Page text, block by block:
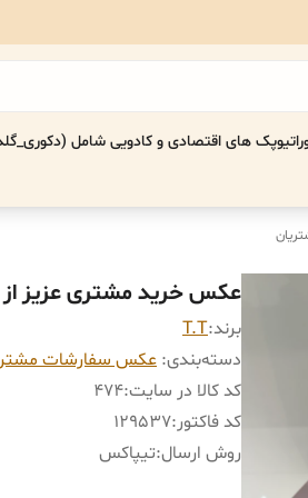
پک های اقتصادی‌ و کادویی شامل
عکس خرید مشتری عزیز از
برند:T.T
دسته‌بندی: عکس سفارشات
کد کالا در سایت:۴٧۴
کد فاکتور:١٢٩۵٣٧
روش ارسال:تیپاکس